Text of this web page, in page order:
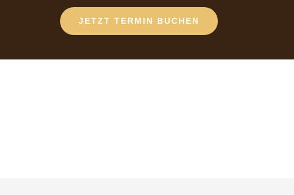
JETZT TERMIN BUCHEN